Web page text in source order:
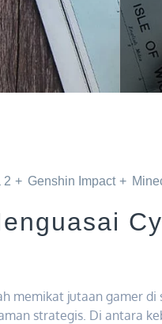
2 Genshin Impact
memikat jutaan gamer
strategis. Di antara